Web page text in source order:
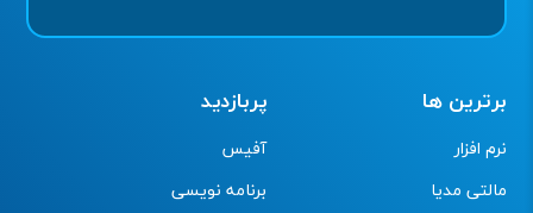
برترین ها
نرم افزار
مالتی مدیا
پربازدید
آفیس
برنامه نویسی